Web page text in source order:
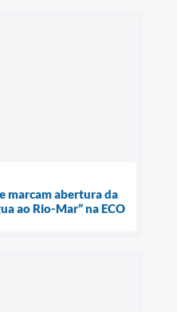
marcam abertura da
ao Rio-Mar” na ECO